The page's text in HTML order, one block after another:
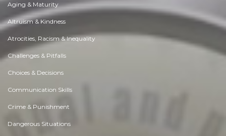
Aging & Maturity
Altruism & Kindness
Atrocities, Racism & Inequality
Challenges & Pitfalls
Choices & Decisions
Communication Skills
Crime & Punishment
Dangerous Situations